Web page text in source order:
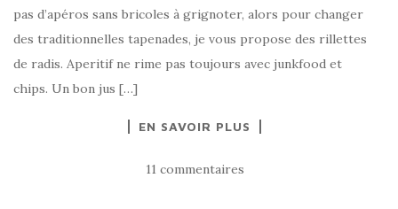
pas d’apéros sans bricoles à grignoter, alors pour changer
des traditionnelles tapenades, je vous propose des rillettes
de radis. Aperitif ne rime pas toujours avec junkfood et
chips. Un bon jus […]
EN SAVOIR PLUS
11 commentaires